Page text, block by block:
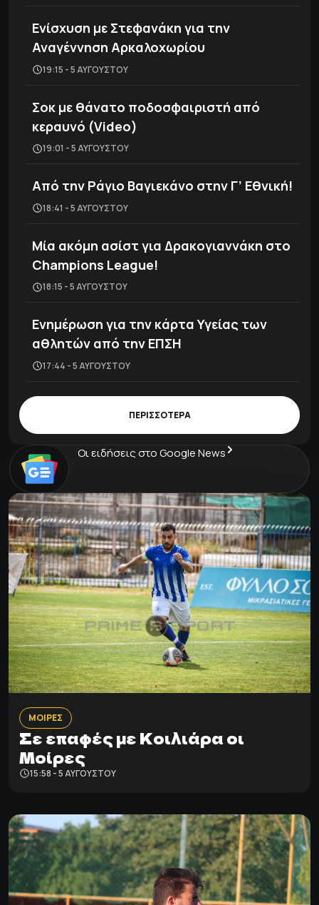
Ενίσχυση με Στεφανάκη για την
Αναγέννηση Αρκαλοχωρίου
19:15 - 5 ΑΥΓΟΎΣΤΟΥ
Σοκ με θάνατο ποδοσφαιριστή από
κεραυνό (Video)
19:01 - 5 ΑΥΓΟΎΣΤΟΥ
Από την Ράγιο Βαγιεκάνο στην Γ’ Εθνική!
18:41 - 5 ΑΥΓΟΎΣΤΟΥ
Μία ακόμη ασίστ για Δρακογιαννάκη στο
Champions League!
18:15 - 5 ΑΥΓΟΎΣΤΟΥ
Ενημέρωση για την κάρτα Υγείας των
αθλητών από την ΕΠΣΗ
17:44 - 5 ΑΥΓΟΎΣΤΟΥ
ΠΕΡΙΣΣΟΤΕΡΑ
Οι ειδήσεις στο Google News
ΜΟΙΡΕΣ
Σε επαφές με Κοιλιάρα οι
Μοίρες
15:58 - 5 ΑΥΓΟΎΣΤΟΥ